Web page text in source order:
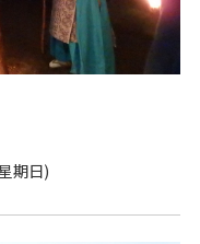
期日)